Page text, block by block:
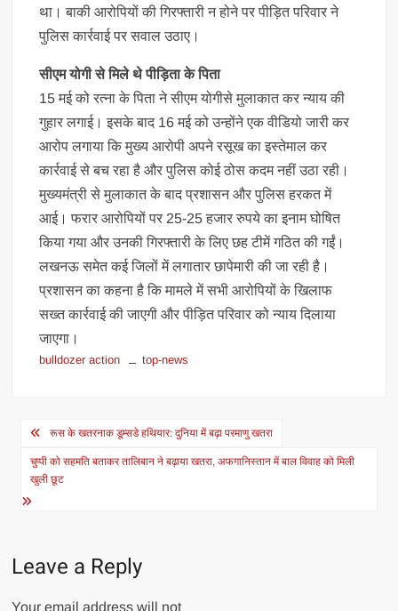
था। बाकी आरोपियों की गिरफ्तारी न होने पर पीड़ित परिवार ने
पुलिस कार्रवाई पर सवाल उठाए।
सीएम योगी से मिले थे पीड़िता के पिता
15 मई को रत्ना के पिता ने सीएम योगीसे मुलाकात कर न्याय की
गुहार लगाई। इसके बाद 16 मई को उन्होंने एक वीडियो जारी कर
आरोप लगाया कि मुख्य आरोपी अपने रसूख का इस्तेमाल कर
कार्रवाई से बच रहा है और पुलिस कोई ठोस कदम नहीं उठा रही।
मुख्यमंत्री से मुलाकात के बाद प्रशासन और पुलिस हरकत में
आई। फरार आरोपियों पर 25-25 हजार रुपये का इनाम घोषित
किया गया और उनकी गिरफ्तारी के लिए छह टीमें गठित की गईं।
लखनऊ समेत कई जिलों में लगातार छापेमारी की जा रही है।
प्रशासन का कहना है कि मामले में सभी आरोपियों के खिलाफ
सख्त कार्रवाई की जाएगी और पीड़ित परिवार को न्याय दिलाया
जाएगा।
bulldozer action top-news
Post
navigation
रूस के खतरनाक डूम्सडे हथियार: दुनिया में बढ़ा परमाणु खतरा
चुप्पी को सहमति बताकर तालिबान ने बढ़ाया खतरा, अफगानिस्तान में बाल विवाह को मिली
खुली छूट
Leave a Reply
Your email address will not